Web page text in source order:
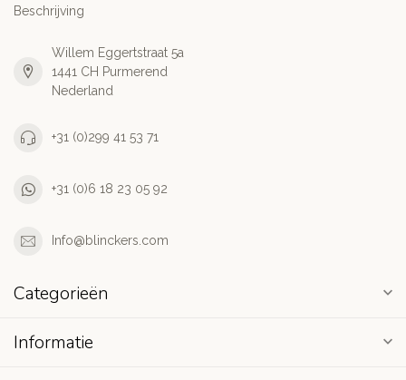
Beschrijving
Willem Eggertstraat 5a
1441 CH Purmerend
Nederland
+31 (0)299 41 53 71
+31 (0)6 18 23 05 92
Info@blinckers.com
Categorieën
Informatie